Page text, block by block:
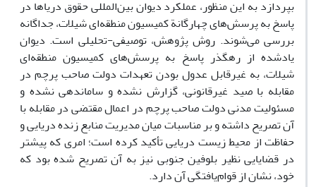
بپردازد به این منظور، عملکرد دیوان بین‌المللی حقوق دریاها در
پاسخ به پرسش‌های چهارگانة کمیسیون منطقه‌ای شیلات، جداگانه
بررسی می‌شوند. روش پژوهش، توصیفی-تحلیلی است. دیوان
یادشده از رهگذر پاسخ به پرسش‌های کمیسیون منطقه‌ای
شیلات، به غیرقابل عدول بودن تعهدات دولت صاحب پرچم در
مقابله با صید غیرقانونی، گزارش نشده و ساماندهی نشده و
مسئولیت مدنی دولت صاحب پرچم در اعمال مقتضی در مقابله با
آن تصریح داشته و بر مناسبات میان مدیریت منابع زنده دریایی و
حفاظت از محیط زیست دریایی تأکید کرده است؛ امری که پیشتر
در قضایایی نظیر بلوفین جنوبی نیز به آن تصریح شده بود که
خود، نشان از قوام‌یافتگی آن دارد.